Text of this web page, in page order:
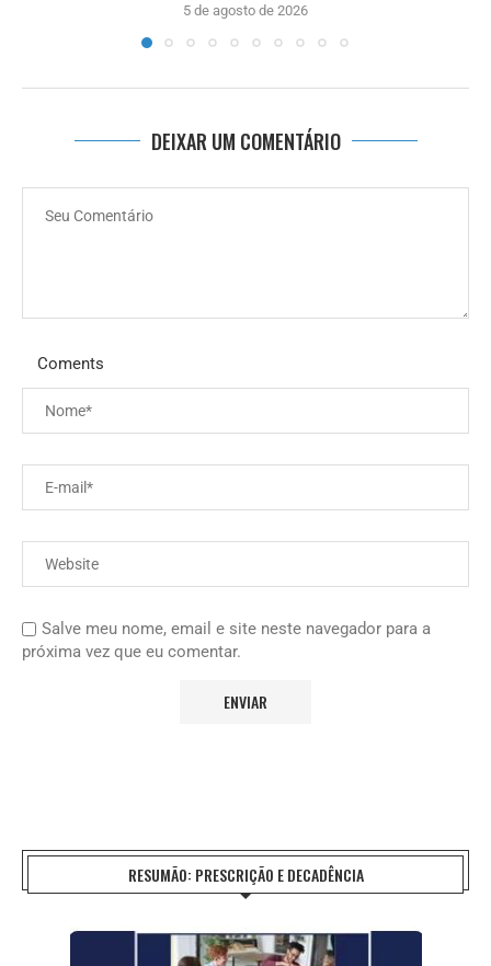
5 de agosto de 2026
DEIXAR UM COMENTÁRIO
Coments
Salve meu nome, email e site neste navegador para a
próxima vez que eu comentar.
RESUMÃO: PRESCRIÇÃO E DECADÊNCIA